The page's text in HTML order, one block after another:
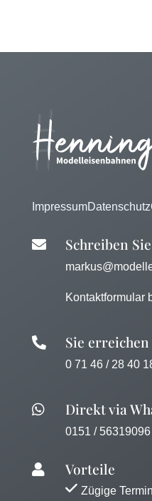
ImpressumDatenschutz
 Schreiben
Kontaktformular
 Sie
0 71 46 / 28 40
 Direkt via
0151 / 56319096
 Vorteile
Zügige